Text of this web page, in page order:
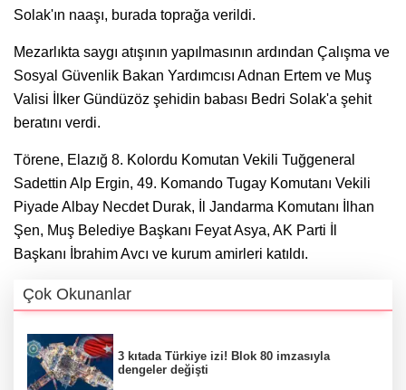
Solak'ın naaşı, burada toprağa verildi.
Mezarlıkta saygı atışının yapılmasının ardından Çalışma ve
Sosyal Güvenlik Bakan Yardımcısı Adnan Ertem ve Muş
Valisi İlker Gündüzöz şehidin babası Bedri Solak'a şehit
beratını verdi.
Törene, Elazığ 8. Kolordu Komutan Vekili Tuğgeneral
Sadettin Alp Ergin, 49. Komando Tugay Komutanı Vekili
Piyade Albay Necdet Durak, İl Jandarma Komutanı İlhan
Şen, Muş Belediye Başkanı Feyat Asya, AK Parti İl
Başkanı İbrahim Avcı ve kurum amirleri katıldı.
Çok Okunanlar
3 kıtada Türkiye izi! Blok 80 imzasıyla
dengeler değişti